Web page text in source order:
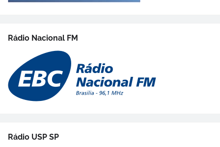
Rádio Nacional FM
Rádio USP SP